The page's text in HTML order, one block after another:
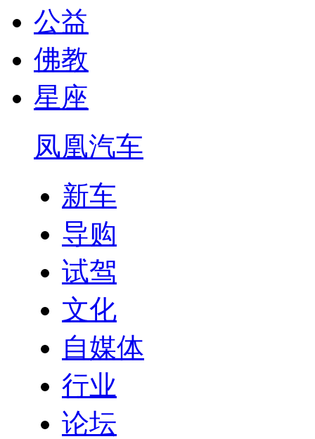
公益
佛教
星座
凤凰汽车
新车
导购
试驾
文化
自媒体
行业
论坛